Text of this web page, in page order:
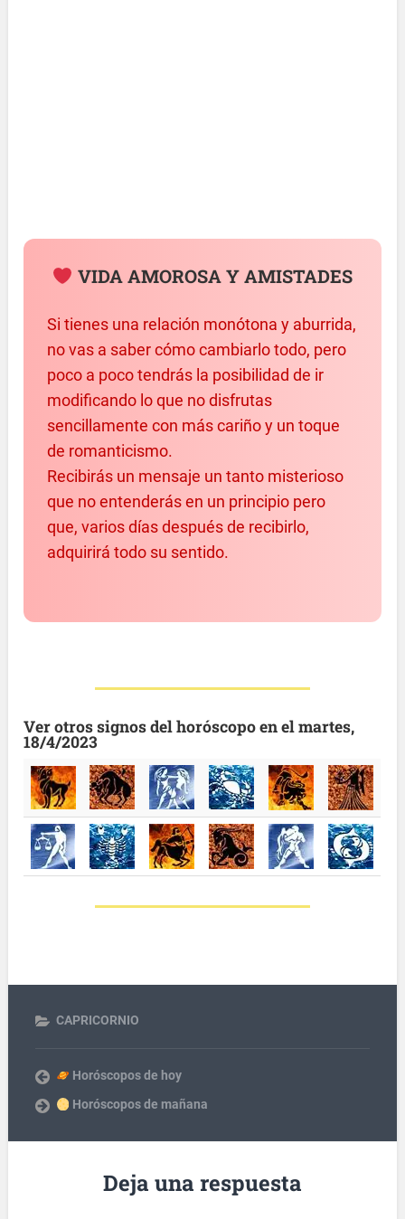
VIDA AMOROSA Y AMISTADES
Si tienes una relación monótona y aburrida,
no vas a saber cómo cambiarlo todo, pero
poco a poco tendrás la posibilidad de ir
modificando lo que no disfrutas
sencillamente con más cariño y un toque
de romanticismo.
Recibirás un mensaje un tanto misterioso
que no entenderás en un principio pero
que, varios días después de recibirlo,
adquirirá todo su sentido.
Ver otros signos del horóscopo en el martes,
18/4/2023
CAPRICORNIO
Horóscopos de hoy
Horóscopos de mañana
Deja una respuesta